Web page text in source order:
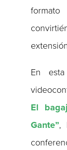
En
El
Gante”,